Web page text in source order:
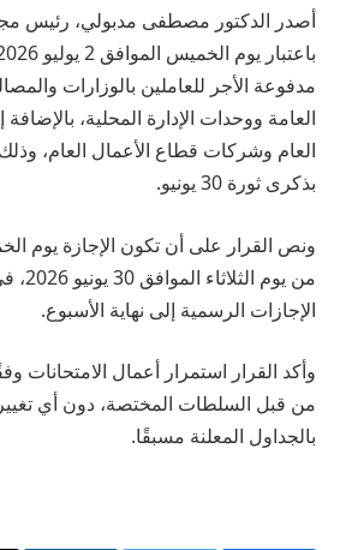
أصدر الدكتور مصطفى مدبولي، رئيس
مدفوعة الأجر للعاملين بالوزارات
العامة ووحدات الإدارة المحلية،
العام وشركات قطاع الأعمال العام، وذلك
بذكرى ثورة 30 يونيو.
من يوم
الإجازات الرسمية إلى نهاية الأسبوع.
وأكد القرار استمرار أعمال الامتحانات
من قبل السلطات المختصة، دون أي تغيير
بالجداول المعلنة مسبقًا.